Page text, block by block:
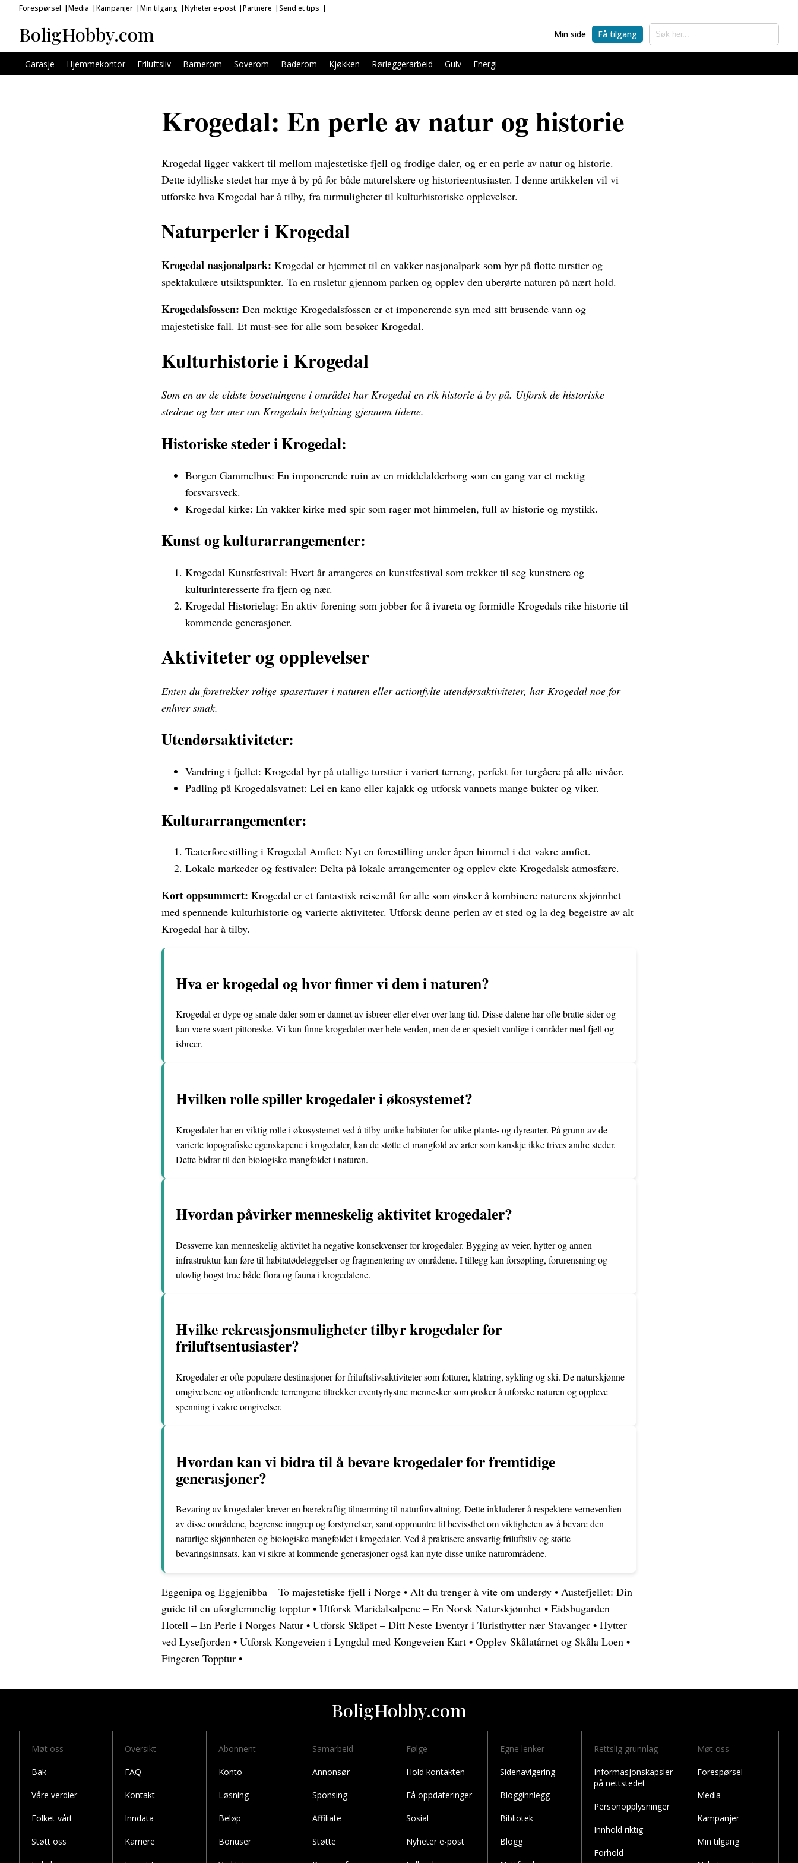
Forespørsel Media Kampanjer Min tilgang Nyheter e-post Partnere Send et tips
BoligHobby.com Min side Få tilgang
Garasje Hjemmekontor Friluftsliv Barnerom Soverom Baderom Kjøkken Rørleggerarbeid Gulv Energi
Krogedal: En perle av natur og historie
Krogedal ligger vakkert til mellom majestetiske fjell og frodige daler, og er en perle av natur og historie.
Dette idylliske stedet har mye å by på for både naturelskere og historieentusiaster. I denne artikkelen vil vi
utforske hva Krogedal har å tilby, fra turmuligheter til kulturhistoriske opplevelser.
Naturperler i Krogedal
Krogedal nasjonalpark: Krogedal er hjemmet til en vakker nasjonalpark som byr på flotte turstier og
spektakulære utsiktspunkter. Ta en rusletur gjennom parken og opplev den uberørte naturen på nært hold.
Krogedalsfossen: Den mektige Krogedalsfossen er et imponerende syn med sitt brusende vann og
majestetiske fall. Et must-see for alle som besøker Krogedal.
Kulturhistorie i Krogedal
Som en av de eldste bosetningene i området har Krogedal en rik historie å by på. Utforsk de historiske
stedene og lær mer om Krogedals betydning gjennom tidene.
Historiske steder i Krogedal:
Borgen Gammelhus: En imponerende ruin av en middelalderborg som en gang var et mektig
forsvarsverk.
Krogedal kirke: En vakker kirke med spir som rager mot himmelen, full av historie og mystikk.
Kunst og kulturarrangementer:
Krogedal Kunstfestival: Hvert år arrangeres en kunstfestival som trekker til seg kunstnere og
kulturinteresserte fra fjern og nær.
Krogedal Historielag: En aktiv forening som jobber for å ivareta og formidle Krogedals rike historie til
kommende generasjoner.
Aktiviteter og opplevelser
Enten du foretrekker rolige spaserturer i naturen eller actionfylte utendørsaktiviteter, har Krogedal noe for
enhver smak.
Utendørsaktiviteter:
Vandring i fjellet: Krogedal byr på utallige turstier i variert terreng, perfekt for turgåere på alle nivåer.
Padling på Krogedalsvatnet: Lei en kano eller kajakk og utforsk vannets mange bukter og viker.
Kulturarrangementer:
Teaterforestilling i Krogedal Amfiet: Nyt en forestilling under åpen himmel i det vakre amfiet.
Lokale markeder og festivaler: Delta på lokale arrangementer og opplev ekte Krogedalsk atmosfære.
Kort oppsummert: Krogedal er et fantastisk reisemål for alle som ønsker å kombinere naturens skjønnhet
med spennende kulturhistorie og varierte aktiviteter. Utforsk denne perlen av et sted og la deg begeistre av alt
Krogedal har å tilby.
Hva er krogedal og hvor finner vi dem i naturen?
Krogedal er dype og smale daler som er dannet av isbreer eller elver over lang tid. Disse dalene har ofte bratte sider og
kan være svært pittoreske. Vi kan finne krogedaler over hele verden, men de er spesielt vanlige i områder med fjell og
isbreer.
Hvilken rolle spiller krogedaler i økosystemet?
Krogedaler har en viktig rolle i økosystemet ved å tilby unike habitater for ulike plante- og dyrearter. På grunn av de
varierte topografiske egenskapene i krogedaler, kan de støtte et mangfold av arter som kanskje ikke trives andre steder.
Dette bidrar til den biologiske mangfoldet i naturen.
Hvordan påvirker menneskelig aktivitet krogedaler?
Dessverre kan menneskelig aktivitet ha negative konsekvenser for krogedaler. Bygging av veier, hytter og annen
infrastruktur kan føre til habitatødeleggelser og fragmentering av områdene. I tillegg kan forsøpling, forurensning og
ulovlig hogst true både flora og fauna i krogedalene.
Hvilke rekreasjonsmuligheter tilbyr krogedaler for
friluftsentusiaster?
Krogedaler er ofte populære destinasjoner for friluftslivsaktiviteter som fotturer, klatring, sykling og ski. De naturskjønne
omgivelsene og utfordrende terrengene tiltrekker eventyrlystne mennesker som ønsker å utforske naturen og oppleve
spenning i vakre omgivelser.
Hvordan kan vi bidra til å bevare krogedaler for fremtidige
generasjoner?
Bevaring av krogedaler krever en bærekraftig tilnærming til naturforvaltning. Dette inkluderer å respektere verneverdien
av disse områdene, begrense inngrep og forstyrrelser, samt oppmuntre til bevissthet om viktigheten av å bevare den
naturlige skjønnheten og biologiske mangfoldet i krogedaler. Ved å praktisere ansvarlig friluftsliv og støtte
bevaringsinnsats, kan vi sikre at kommende generasjoner også kan nyte disse unike naturområdene.
Eggenipa og Eggjenibba – To majestetiske fjell i Norge • Alt du trenger å vite om underøy • Austefjellet: Din
guide til en uforglemmelig topptur • Utforsk Maridalsalpene – En Norsk Naturskjønnhet • Eidsbugarden
Hotell – En Perle i Norges Natur • Utforsk Skåpet – Ditt Neste Eventyr i Turisthytter nær Stavanger • Hytter
ved Lysefjorden • Utforsk Kongeveien i Lyngdal med Kongeveien Kart • Opplev Skålatårnet og Skåla Loen •
Fingeren Topptur •
BoligHobby.com
Møt oss
Forespørsel
Media
Kampanjer
Min tilgang
Møt oss
Bak
Våre verdier
Folket vårt
Støtt oss
Oversikt
FAQ
Kontakt
Inndata
Karriere
Abonnent
Konto
Løsning
Beløp
Bonuser
Samarbeid
Annonsør
Sponsing
Affiliate
Støtte
Følge
Hold kontakten
Få oppdateringer
Sosial
Nyheter e-post
Egne lenker
Sidenavigering
Blogginnlegg
Bibliotek
Blogg
Rettslig grunnlag
Informasjonskapsler
på nettstedet
Personopplysninger
Innhold riktig
Forhold